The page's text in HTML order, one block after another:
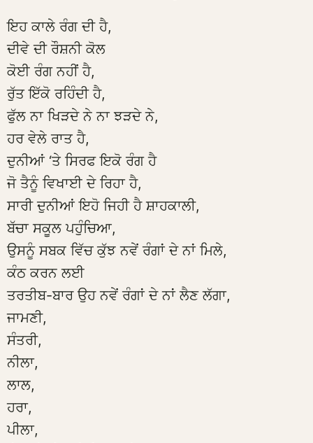
ਇਹ ਕਾਲੇ ਰੰਗ ਦੀ ਹੈ,
ਦੀਵੇ ਦੀ ਰੌਸ਼ਨੀ ਕੋਲ
ਕੋਈ ਰੰਗ ਨਹੀਂ ਹੈ,
ਰੁੱਤ ਇੱਕੋ ਰਹਿੰਦੀ ਹੈ,
ਫੁੱਲ ਨਾ ਖਿੜਦੇ ਨੇ ਨਾ ਝੜਦੇ ਨੇ,
ਹਰ ਵੇਲੇ ਰਾਤ ਹੈ,
ਦੁਨੀਆਂ ‘ਤੇ ਸਿਰਫ ਇਕੋ ਰੰਗ ਹੈ
ਜੋ ਤੈਨੂੰ ਵਿਖਾਈ ਦੇ ਰਿਹਾ ਹੈ,
ਸਾਰੀ ਦੁਨੀਆਂ ਇਹੋ ਜਿਹੀ ਹੈ ਸ਼ਾਹਕਾਲੀ,
ਬੱਚਾ ਸਕੂਲ ਪਹੁੰਚਿਆ,
ਉਸਨੂੰ ਸਬਕ ਵਿੱਚ ਕੁੱਝ ਨਵੇਂ ਰੰਗਾਂ ਦੇ ਨਾਂ ਮਿਲੇ,
ਕੰਠ ਕਰਨ ਲਈ
ਤਰਤੀਬ-ਬਾਰ ਉਹ ਨਵੇਂ ਰੰਗਾਂ ਦੇ ਨਾਂ ਲੈਣ ਲੱਗਾ,
ਜਾਮਣੀ,
ਸੰਤਰੀ,
ਨੀਲਾ,
ਲਾਲ,
ਹਰਾ,
ਪੀਲਾ,